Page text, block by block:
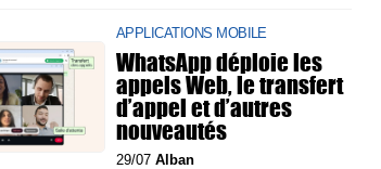
APPLICATIONS MOBILE
WhatsApp déploie les
appels Web, le transfert
d’appel et d’autres
nouveautés
29/07 Alban